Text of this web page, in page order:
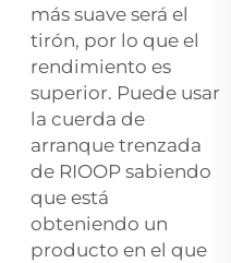
más suave será el
tirón, por lo que el
rendimiento es
superior. Puede usar
la cuerda de
arranque trenzada
de RIOOP sabiendo
que está
obteniendo un
producto en el que